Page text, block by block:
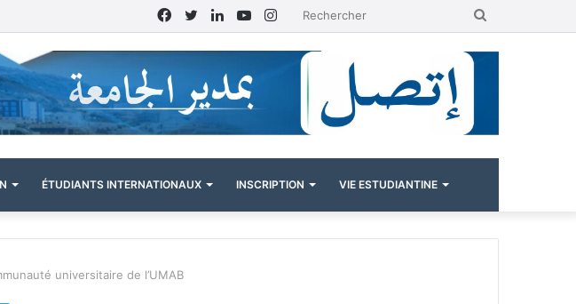
Instagram
YouTube
Linkedin
Twitter
Facebook
ÉTUDIANTS INTERNATIONAUX INSCRIPTION VIE ESTUDIANTINE
universitaire de l’UMAB